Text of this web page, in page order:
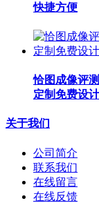
快捷方便
恰图成像评
定制免费设计
关于我们
公司简介
联系我们
在线留言
在线反馈